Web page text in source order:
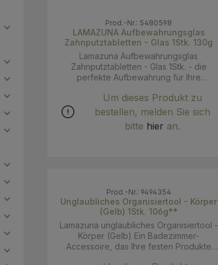
Prod.-Nr.: 5480598
LAMAZUNA Aufbewahrungsglas
Zahnputztabletten - Glas 1Stk. 130g
Lamazuna Aufbewahrungsglas
Zahnputztabletten - Glas 1Stk. - die
perfekte Aufbewahrung für Ihre
Um dieses Produkt zu
bestellen, melden Sie sich
bitte hier an.
Prod.-Nr.: 9494354
Unglaubliches Organisiertool - Körper
(Gelb) 1Stk. 106g**
Lamazuna unglaubliches Organisiertool -
Körper (Gelb) Ein Badezimmer-
Accessoire, das Ihre festen Produkte